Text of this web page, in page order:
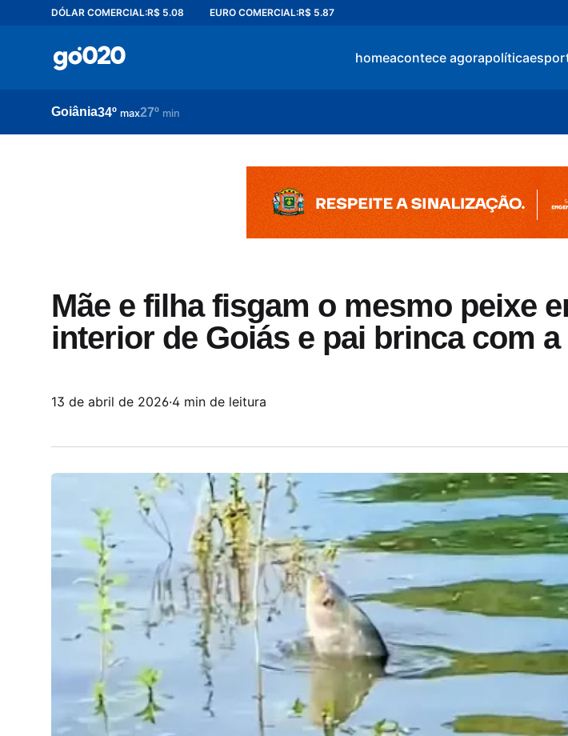
DÓLAR COMERCIAL:R$ 5.08 EURO COMERCIAL:R$ 5.87
homeacontece agorapolítica
Goiânia34º max27º min
Mãe e filha fisgam o mesmo peixe
interior de Goiás e pai brinca com a
13 de abril de 2026·4 min de leitura
acontece agora
esporte